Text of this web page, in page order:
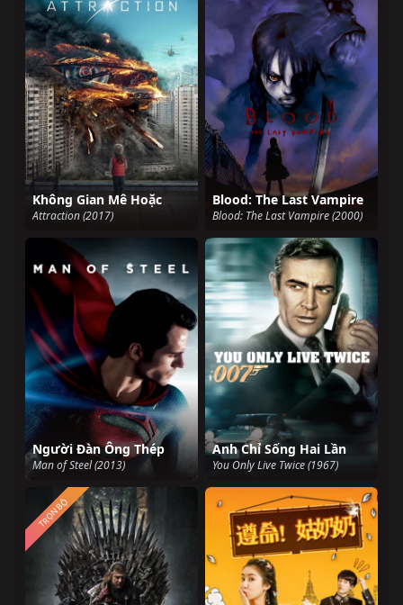
Không Gian Mê Hoặc
Attraction (2017)
Blood: The Last Vampire
Blood: The Last Vampire (2000)
Người Đàn Ông Thép
Man of Steel (2013)
Anh Chỉ Sống Hai Lần
You Only Live Twice (1967)
TRỌN BỘ